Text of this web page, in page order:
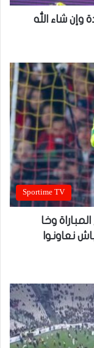
وإن شاء الله
Sportime TV
وخا
نعاونوا